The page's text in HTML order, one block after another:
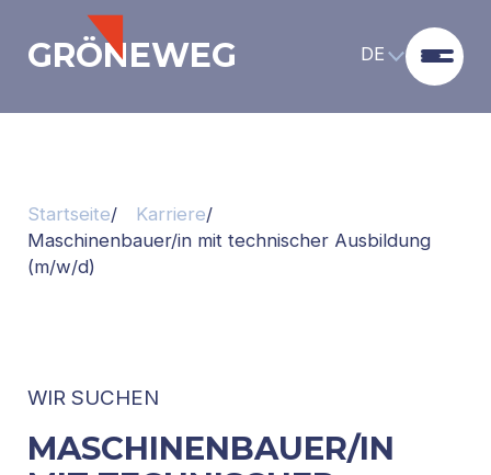
GRÖNEWEG DE
Startseite
Karriere
Maschinenbauer/in mit technischer Ausbildung
(m/w/d)
WIR SUCHEN
MASCHINENBAUER/IN